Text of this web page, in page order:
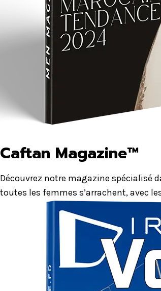
Caftan Magazine™
Découvrez notre magazine spécialisé
toutes les femmes s’arrachent, avec